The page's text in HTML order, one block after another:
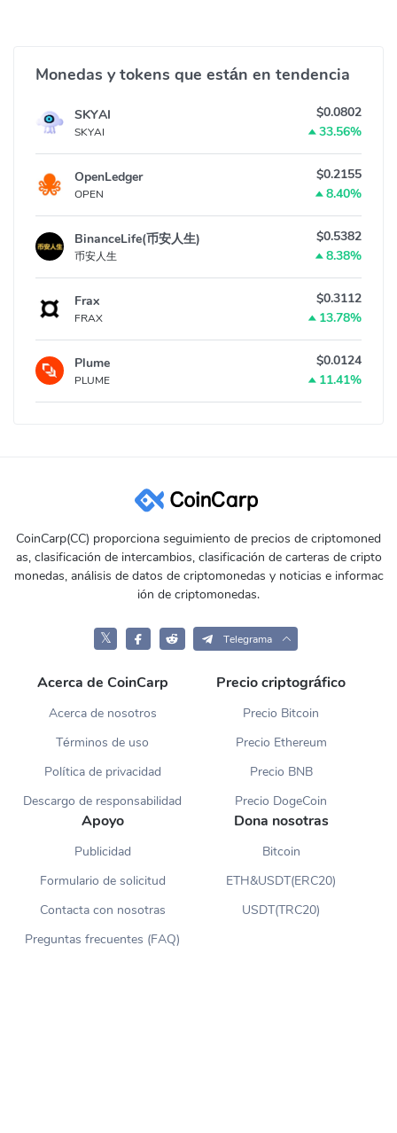
Monedas y tokens que están en tendencia
SKYAI
SKYAI
$0.0802
33.56%
OpenLedger
OPEN
$0.2155
8.40%
BinanceLife(币安人生)
币安人生
$0.5382
8.38%
Frax
FRAX
$0.3112
13.78%
Plume
PLUME
$0.0124
11.41%
CoinCarp(CC) proporciona seguimiento de precios de criptomoned
as, clasificación de intercambios, clasificación de carteras de cripto
monedas, análisis de datos de criptomonedas y noticias e informac
ión de criptomonedas.
𝕏 Telegrama
Acerca de CoinCarp
Acerca de nosotros
Términos de uso
Política de privacidad
Descargo de responsabilidad
Precio criptográfico
Precio Bitcoin
Precio Ethereum
Precio BNB
Precio DogeCoin
Apoyo
Publicidad
Formulario de solicitud
Contacta con nosotras
Preguntas frecuentes (FAQ)
Dona nosotras
Bitcoin
ETH&USDT(ERC20)
USDT(TRC20)